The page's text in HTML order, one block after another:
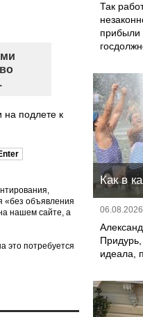
на подлете к
«без объявления
нашем сайте, а
это потребуется
Так
прибыли
Как в
Придурь,
идеала,